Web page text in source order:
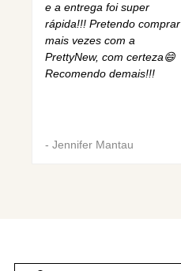
e a entrega foi super
rápida!!! Pretendo comprar
mais vezes com a
PrettyNew, com certeza😄
Recomendo demais!!!
- Jennifer Mantau